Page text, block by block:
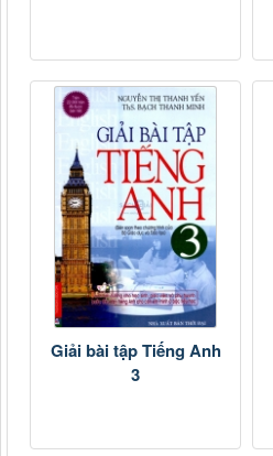
Giải bài tập Tiếng Anh
3